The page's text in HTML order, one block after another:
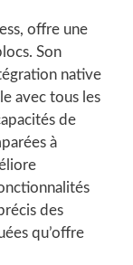
offre une
Son
native
avec tous les
de
à
des
qu’offre